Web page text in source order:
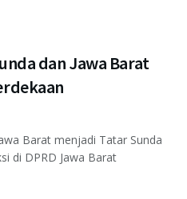
dan Jawa Barat
Barat menjadi Tatar Sunda
di DPRD Jawa Barat